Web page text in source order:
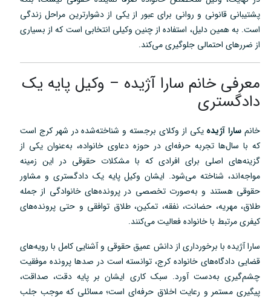
پشتیبانی قانونی و روانی برای عبور از یکی از دشوارترین مراحل زندگی
است. به همین دلیل، استفاده از چنین وکیلی انتخابی است که از بسیاری
از ضررهای احتمالی جلوگیری می‌کند.
معرفی خانم سارا آژیده – وکیل پایه یک
دادگستری
خانم سارا آژیده یکی از وکلای برجسته و شناخته‌شده در شهر کرج است
که با سال‌ها تجربه حرفه‌ای در حوزه دعاوی خانواده، به‌عنوان یکی از
گزینه‌های اصلی برای افرادی که با مشکلات حقوقی در این زمینه
مواجه‌اند، شناخته می‌شود. ایشان وکیل پایه یک دادگستری و مشاور
حقوقی هستند و به‌صورت تخصصی در پرونده‌های خانوادگی از جمله
طلاق، مهریه، حضانت، نفقه، تمکین، طلاق توافقی و حتی پرونده‌های
کیفری مرتبط با خانواده فعالیت می‌کنند.
سارا آژیده با برخورداری از دانش عمیق حقوقی و آشنایی کامل با رویه‌های
قضایی دادگاه‌های خانواده کرج، توانسته است در صدها پرونده موفقیت
چشم‌گیری به‌دست آورد. سبک کاری ایشان بر پایه دقت، صداقت،
پیگیری مستمر و رعایت اخلاق حرفه‌ای است؛ مسائلی که موجب جلب